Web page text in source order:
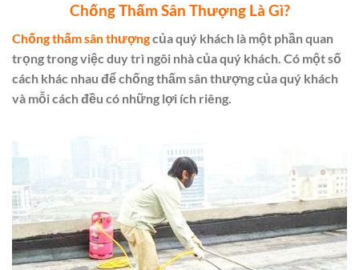
Chống Thấm Sân Thượng Là Gì?
Chống thấm sân thượngcủa quý khách là một phần quan
trọng trong việc duy trì ngôi nhà của quý khách. Có một số
cách khác nhau để chống thấm sân thượng của quý khách
và mỗi cách đều có những lợi ích riêng.